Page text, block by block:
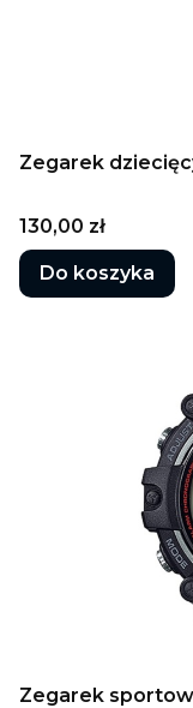
Zegarek
Cena
130,00 zł
Do koszyka
Zegarek